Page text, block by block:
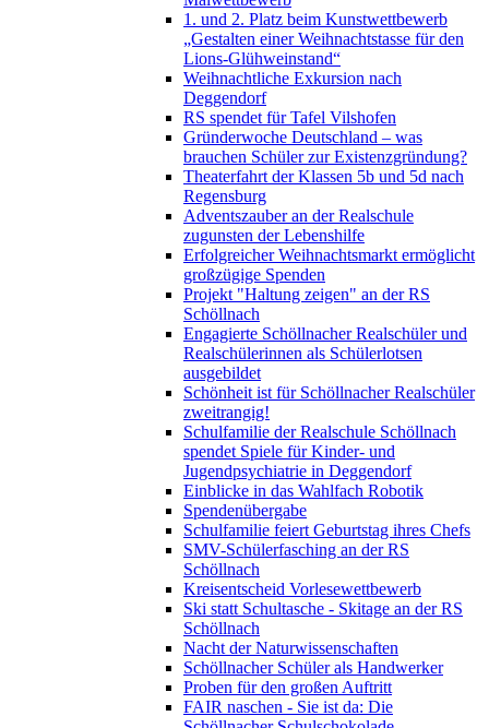
1. und 2. Platz beim Kunstwettbewerb
„Gestalten einer Weihnachtstasse für den
Lions-Glühweinstand“
Weihnachtliche Exkursion nach
Deggendorf
RS spendet für Tafel Vilshofen
Gründerwoche Deutschland – was
brauchen Schüler zur Existenzgründung?
Theaterfahrt der Klassen 5b und 5d nach
Regensburg
Adventszauber an der Realschule
zugunsten der Lebenshilfe
Erfolgreicher Weihnachtsmarkt ermöglicht
großzügige Spenden
Projekt "Haltung zeigen" an der RS
Schöllnach
Engagierte Schöllnacher Realschüler und
Realschülerinnen als Schülerlotsen
ausgebildet
Schönheit ist für Schöllnacher Realschüler
zweitrangig!
Schulfamilie der Realschule Schöllnach
spendet Spiele für Kinder- und
Jugendpsychiatrie in Deggendorf
Einblicke in das Wahlfach Robotik
Spendenübergabe
Schulfamilie feiert Geburtstag ihres Chefs
SMV-Schülerfasching an der RS
Schöllnach
Kreisentscheid Vorlesewettbewerb
Ski statt Schultasche - Skitage an der RS
Schöllnach
Nacht der Naturwissenschaften
Schöllnacher Schüler als Handwerker
Proben für den großen Auftritt
FAIR naschen - Sie ist da: Die